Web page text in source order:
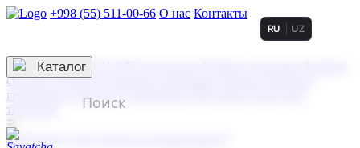
+998 (55) 511-00-66 О нас Контакты
3D гравировка
смолой (Doming)
гравировка твердая
тиснение
RU UZ
☰
Контакты
Каталог